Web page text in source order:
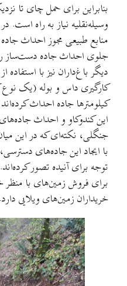
بنابراین برای حمل چای تا
وسیله‌نقلیه نیاز به راه است.
منابع طبیعی مجوز احداث جاده
جلوی احداث جاده دست‌ساز
دیگر باغ‌داران نیز با
کارگیری داس و بوله (یک
این کندوکاو و احداث
جنگلی، نکته‌ای که در این
با ایجاد این جاده‌های
توجه برای آنیده تصور
برای فروش زمین‌های با
خریداران زمین‌های ویلایی دارد.